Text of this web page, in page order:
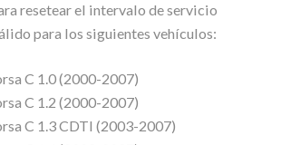
resetear el intervalo de servicio
para los siguientes vehículos:
C 1.0 (2000-2007)
C 1.2 (2000-2007)
C 1.3 CDTI (2003-2007)